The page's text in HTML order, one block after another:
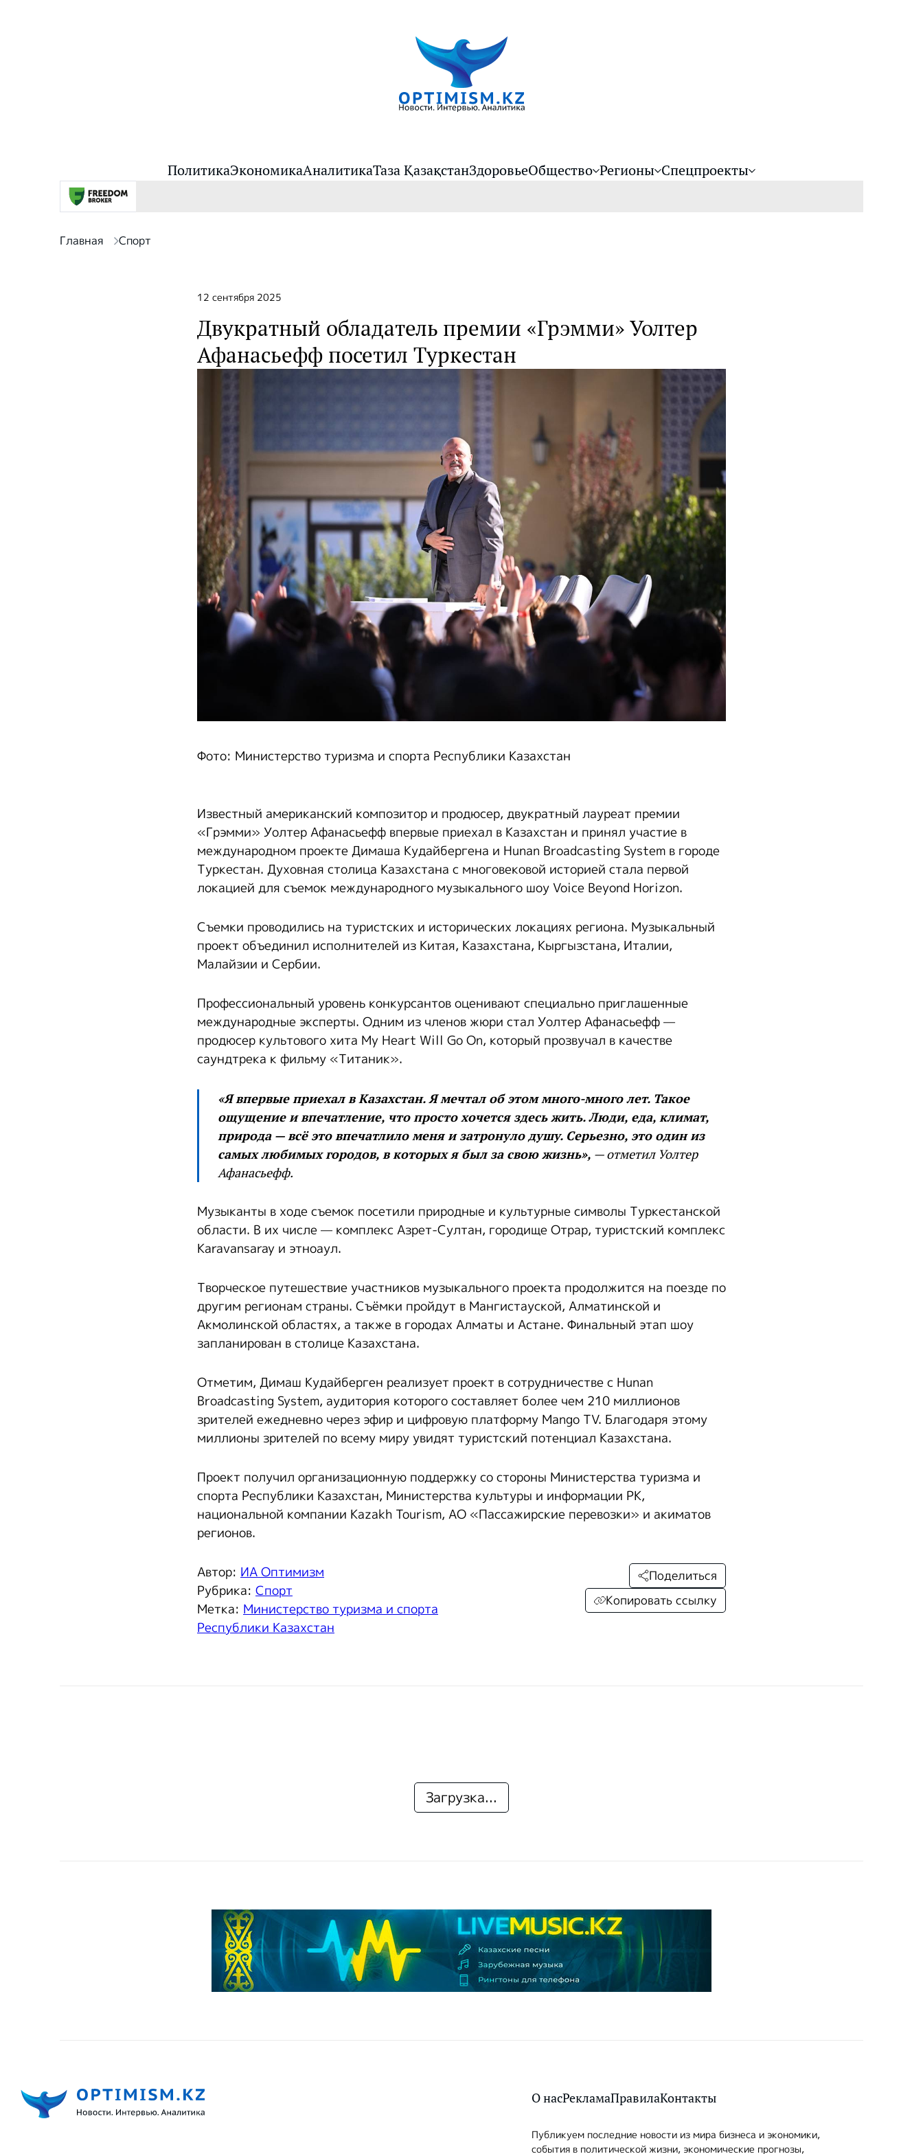
ПолитикаЭкономикаАналитикаТаза ҚазақстанЗдоровьеОбщество Регионы Спецпроекты
Главная Спорт
12 сентября 2025
Двукратный обладатель премии «Грэмми» Уолтер
Афанасьефф посетил Туркестан
Фото: Министерство туризма и спорта Республики Казахстан
Известный американский композитор и продюсер, двукратный лауреат премии
«Грэмми» Уолтер Афанасьефф впервые приехал в Казахстан и принял участие в
международном проекте Димаша Кудайбергена и Hunan Broadcasting System в городе
Туркестан. Духовная столица Казахстана с многовековой историей стала первой
локацией для съемок международного музыкального шоу Voice Beyond Horizon.
Съемки проводились на туристских и исторических локациях региона. Музыкальный
проект объединил исполнителей из Китая, Казахстана, Кыргызстана, Италии,
Малайзии и Сербии.
Профессиональный уровень конкурсантов оценивают специально приглашенные
международные эксперты. Одним из членов жюри стал Уолтер Афанасьефф —
продюсер культового хита My Heart Will Go On, который прозвучал в качестве
саундтрека к фильму «Титаник».
«Я впервые приехал в Казахстан. Я мечтал об этом много-много лет. Такое
ощущение и впечатление, что просто хочется здесь жить. Люди, еда, климат,
природа — всё это впечатлило меня и затронуло душу. Серьезно, это один из
самых любимых городов, в которых я был за свою жизнь», — отметил Уолтер
Афанасьефф.
Музыканты в ходе съемок посетили природные и культурные символы Туркестанской
области. В их числе — комплекс Азрет-Султан, городище Отрар, туристский комплекс
Karavansaray и этноаул.
Творческое путешествие участников музыкального проекта продолжится на поезде по
другим регионам страны. Съёмки пройдут в Мангистауской, Алматинской и
Акмолинской областях, а также в городах Алматы и Астане. Финальный этап шоу
запланирован в столице Казахстана.
Отметим, Димаш Кудайберген реализует проект в сотрудничестве с Hunan
Broadcasting System, аудитория которого составляет более чем 210 миллионов
зрителей ежедневно через эфир и цифровую платформу Mango TV. Благодаря этому
миллионы зрителей по всему миру увидят туристский потенциал Казахстана.
Проект получил организационную поддержку со стороны Министерства туризма и
спорта Республики Казахстан, Министерства культуры и информации РК,
национальной компании Kazakh Tourism, АО «Пассажирские перевозки» и акиматов
регионов.
Автор: ИА Оптимизм
Рубрика: Спорт
Метка: Министерство туризма и спорта
Республики Казахстан
Поделиться
Копировать ссылку
Загрузка...
О насРекламаПравилаКонтакты
Публикуем последние новости из мира бизнеса и экономики,
события в политической жизни, экономические прогнозы,